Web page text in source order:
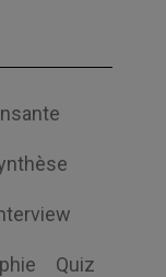
Quiz